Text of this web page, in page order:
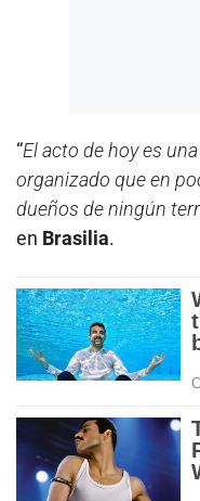
“El acto de hoy es
organizado que en
dueños de ningún
en Brasilia.